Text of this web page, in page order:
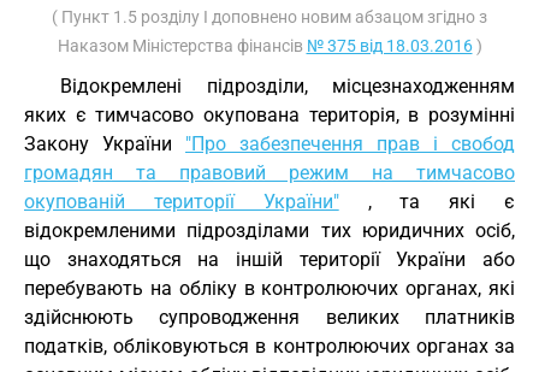
( Пункт 1.5 розділу I доповнено новим абзацом згідно з
Наказом Міністерства фінансів № 375 від 18.03.2016)
Відокремлені підрозділи, місцезнаходженням
яких є тимчасово окупована територія, в розумінні
Закону України "Про забезпечення прав і свобод
громадян та правовий режим на тимчасово
окупованій території України", та які є
відокремленими підрозділами тих юридичних осіб,
що знаходяться на іншій території України або
перебувають на обліку в контролюючих органах, які
здійснюють супроводження великих платників
податків, обліковуються в контролюючих органах за